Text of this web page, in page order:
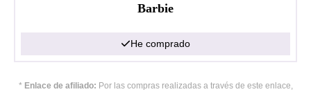
Barbie
He comprado
* Enlace de afiliado: Por las compras realizadas a través de este enlace,
Política de privacidadImpresionante